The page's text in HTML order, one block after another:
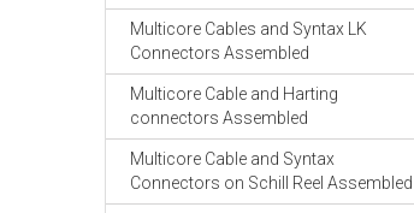
Multicore Cables and Syntax LK
Connectors Assembled
Multicore Cable and Harting
connectors Assembled
Multicore Cable and Syntax
Connectors on Schill Reel Assembled